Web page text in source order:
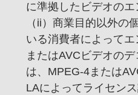
に準拠したビデオのエ
（ii）商業目的以外の
いる消費者によって
またはAVCビデオのデ
は、 MPEG-4または
LAによってライセン